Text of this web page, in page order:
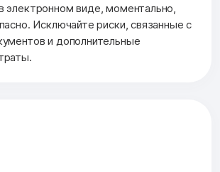
электронном виде, моментально,
Исключайте риски, связанные с
и дополнительные